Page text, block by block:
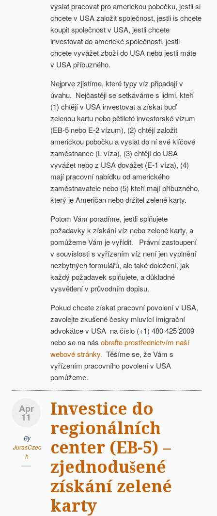
vyslat pracovat pro americkou pobočku, jestli si
chcete v USA založit společnost, jestli is chcete
koupit společnost v USA, jestli chcete
investovat do americké společnosti, jestli
chcete vyvážet zboží do USA nebo jestli máte
v USA příbuzného.
Nejprve zjistíme, které typy víz připadají v
úvahu. Nejčastěji se setkáváme s lidmi, kteří
(1) chtějí v USA investovat a získat buď
zelenou kartu nebo pětileté investorské vízum
(EB-5 nebo E-2 vízum), (2) chtějí založit
americkou pobočku a vyslat do ní své klíčové
zaměstnance (L víza), (3) chtějí do USA
vyvážet nebo z USA dovážet (E-1 víza), (4)
mají pracovní nabídku od amerického
zaměstnavatele nebo (5) kteří mají příbuzného,
který je Američan nebo držitel zelené karty.
Potom Vám poradíme, jestli splňujete
požadavky k získání víz nebo zelené karty, a
pomůžeme Vám je vyřídit. Právní zastoupení
v souvislosti s vyřízením víz není jen vyplnění
nezbytných formulářů, ale také doložení, jak
každý požadavek splňujete, a důkladné
vysvětlení v průvodním dopisu.
Pokud chcete získat pracovní povolení v USA,
zavolejte zkušené česky mluvící imigrační
advokátce v USA na číslo (+1) 480 425 2009
nebo se na nás obraťte prostřednictvím naší
webové stránky. Těšíme se, že Vám s
vyřízením pracovního povolení v USA
pomůžeme.
Apr
11
By
JurasCzec
h
Investice do
regionálních
center (EB-5) –
zjednodušené
získání zelené
karty